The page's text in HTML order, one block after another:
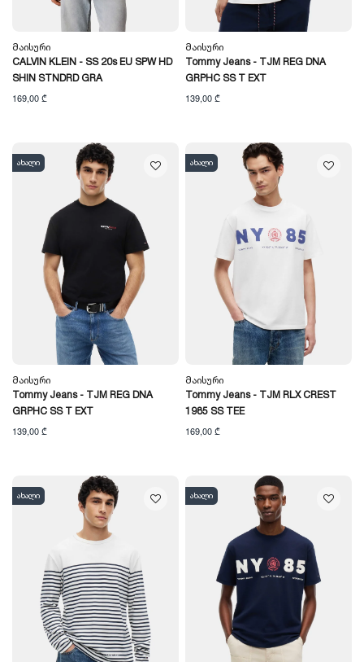
Მაისური
CALVIN KLEIN - SS 20s EU SPW HD
SHIN STNDRD GRA
169,00 ₾
Მაისური
Tommy Jeans - TJM REG DNA
GRPHC SS T EXT
139,00 ₾
ახალი
Მაისური
Tommy Jeans - TJM REG DNA
GRPHC SS T EXT
139,00 ₾
ახალი
Მაისური
Tommy Jeans - TJM RLX CREST
1985 SS TEE
169,00 ₾
ახალი ახალი